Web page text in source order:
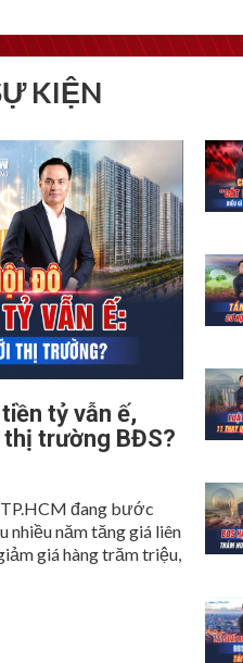
KIỆN​
tỷ vẫn ế,
trường BĐS?
đang bước
nhiều năm tăng giá liên
giá hàng trăm triệu,